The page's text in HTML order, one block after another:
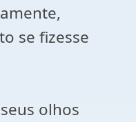
se fizesse
olhos